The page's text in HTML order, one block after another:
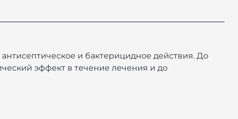
и бактерицидное действия. До
эффект в течение лечения и до